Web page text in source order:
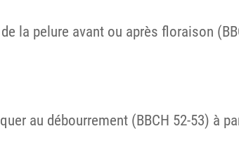
la pelure avant ou après floraison
au débourrement (BBCH 52-53) à